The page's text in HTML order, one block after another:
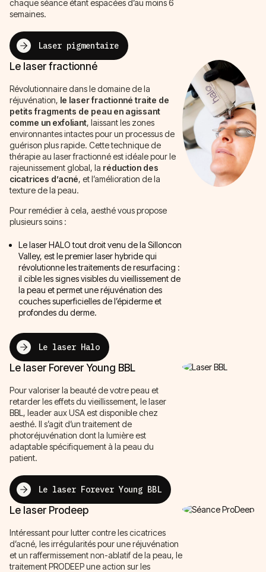
chaque séance étant espacées d’au moins 6
semaines.
Laser pigmentaire
Le laser fractionné
Révolutionnaire dans le domaine de la
réjuvénation, le laser fractionné traite de
petits fragments de peau en agissant
comme un exfoliant, laissant les zones
environnantes intactes pour un processus de
guérison plus rapide. Cette technique de
thérapie au laser fractionné est idéale pour le
rajeunissement global, la réduction des
cicatrices d’acné, et l’amélioration de la
texture de la peau.
Pour remédier à cela, aesthé vous propose
plusieurs soins :
Le laser HALO tout droit venu de la Silloncon
Valley, est le premier laser hybride qui
révolutionne les traitements de resurfacing :
il cible les signes visibles du vieillissement de
la peau et permet une réjuvénation des
couches superficielles de l’épiderme et
profondes du derme.
Le laser Halo
Le laser Forever Young BBL
Pour valoriser la beauté de votre peau et
retarder les effets du vieillissement, le laser
BBL, leader aux USA est disponible chez
aesthé. Il s’agit d’un traitement de
photoréjuvénation dont la lumière est
adaptable spécifiquement à la peau du
patient.
Le laser Forever Young BBL
Le laser Prodeep
Intéressant pour lutter contre les cicatrices
d’acné, les irrégularités pour une réjuvénation
et un raffermissement non-ablatif de la peau, le
traitement PRODEEP une action sur les